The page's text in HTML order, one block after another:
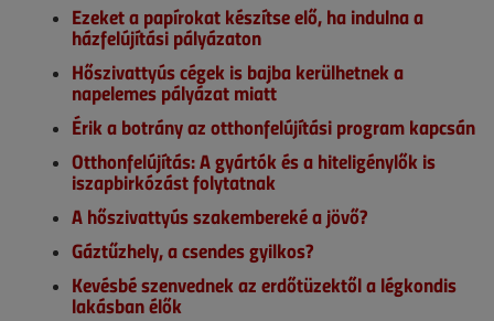
Ezeket a papírokat készítse elő, ha indulna a
házfelújítási pályázaton
Hőszivattyús cégek is bajba kerülhetnek a
napelemes pályázat miatt
Érik a botrány az otthonfelújítási program kapcsán
Otthonfelújítás: A gyártók és a hiteligénylők is
iszapbirkózást folytatnak
A hőszivattyús szakembereké a jövő?
Gáztűzhely, a csendes gyilkos?
Kevésbé szenvednek az erdőtüzektől a légkondis
lakásban élők